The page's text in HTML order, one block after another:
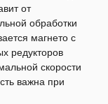
от
обработки
магнето с
редукторов
скорости
важна при